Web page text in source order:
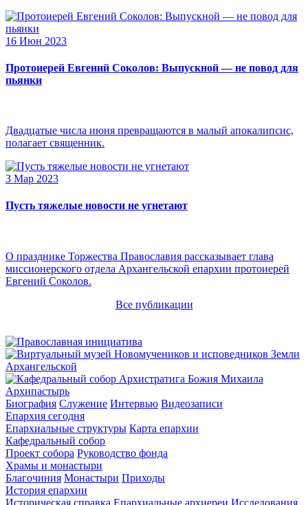
16 Июн 2023
Протоиерей Евгений Соколов: Выпускной — не повод для
пьянки
Двадцатые числа июня превращаются в малый апокалипсис,
полагает священник.
3 Мар 2023
Пусть тяжелые новости не угнетают
О празднике Торжества Православия рассказывает глава
миссионерского отдела Архангельской епархии протоиерей
Евгений Соколов.
Все публикации
Архипастырь
Биография Служение Интервью Видеозаписи
Епархия сегодня
Епархиальные структуры Карта епархии
Кафедральный собор
Проект собора Руководство фонда
Храмы и монастыри
Благочиния Монастыри Приходы
История епархии
Историческая справка Епархиальные архиереи Исследования